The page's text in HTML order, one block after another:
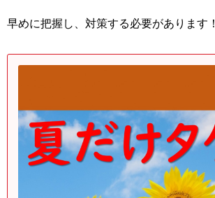
早めに把握し、対策する必要があります！